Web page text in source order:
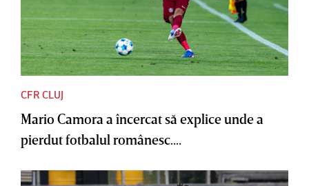
CFR CLUJ
Mario Camora a încercat să explice unde a
pierdut fotbalul românesc....